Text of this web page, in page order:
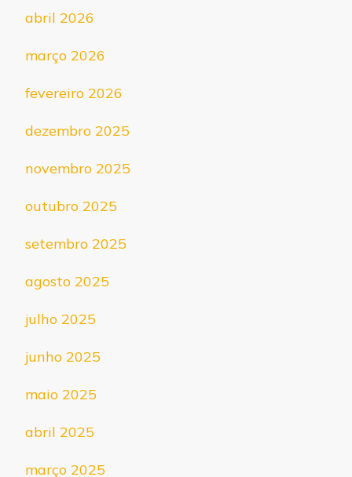
abril 2026
março 2026
fevereiro 2026
dezembro 2025
novembro 2025
outubro 2025
setembro 2025
agosto 2025
julho 2025
junho 2025
maio 2025
abril 2025
março 2025